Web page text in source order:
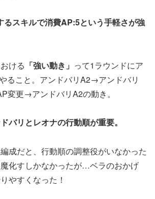
るスキルで消費AP:5という手軽さが強
ける 「強い動き」 って1ラウンドにア
ること。アンドバリA2→アンドバリ
変更→アンドバリA2の動き。
バリとレオナの行動順が重要。
成だと、行動順の調整役がいなかった
化すしかなかったが…ベラのおかげ
やすくなった！